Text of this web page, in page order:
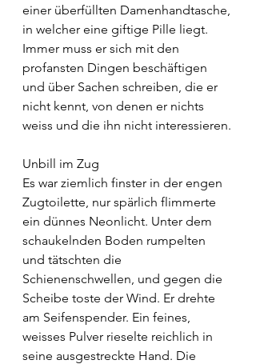
einer überfüllten Damenhandtasche,
in welcher eine giftige Pille liegt.
Immer muss er sich mit den
profansten Dingen beschäftigen
und über Sachen schreiben, die er
nicht kennt, von denen er nichts
weiss und die ihn nicht interessieren.
Unbill im Zug
Es war ziemlich finster in der engen
Zugtoilette, nur spärlich flimmerte
ein dünnes Neonlicht. Unter dem
schaukelnden Boden rumpelten
und tätschten die
Schienenschwellen, und gegen die
Scheibe toste der Wind. Er drehte
am Seifenspender. Ein feines,
weisses Pulver rieselte reichlich in
seine ausgestreckte Hand. Die